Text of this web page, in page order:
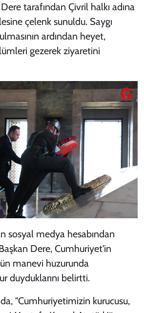
tarafından Çivril halkı adına
çelenk sunuldu. Saygı
ardından heyet,
gezerek ziyaretini
sosyal medya hesabından
Dere, Cumhuriyet'in
manevi huzurunda
duyduklarını belirtti.
"Cumhuriyetimizin kurucusu,